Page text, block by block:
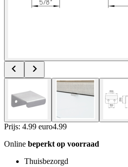
Prijs: 4.99 euro4.99
Online beperkt op voorraad
Thuisbezorgd